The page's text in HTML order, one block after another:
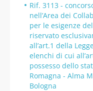
Rif. 3113 -
nell’Area dei
per le esigenze
riservato
all’art.1 della
elenchi di cui
possesso dello
Romagna - Alma
Bologna